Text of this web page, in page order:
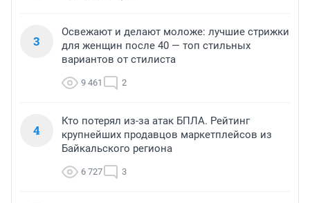
3
Освежают и делают моложе: лучшие стрижки
для женщин после 40 — топ стильных
вариантов от стилиста
9 461 2
4
Кто потерял из-за атак БПЛА. Рейтинг
крупнейших продавцов маркетплейсов из
Байкальского региона
6 727 3